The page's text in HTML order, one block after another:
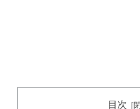
目次